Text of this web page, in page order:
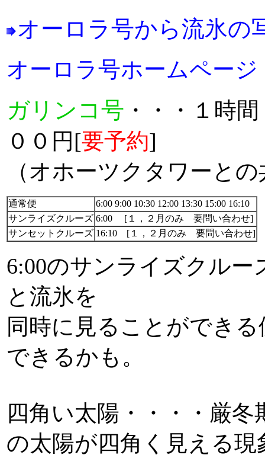
オーロラ号から流氷の
オーロラ号ホームページ
ガリンコ号 ・・・１時
００円[要予約]
（オホーツクタワーと
通常便
6:00 9:00 10:30 12:00 13:30 15:00 16:10
サンライズクルーズ 6:00 [１，２月のみ 要問い合わせ]
サンセットクルーズ 16:10 [１，２月のみ 要問い合わせ]
6:00のサンライズクル
と流氷を
同時に見ることができる
できるかも。
四角い太陽・・・・厳
の太陽が四角く見える現